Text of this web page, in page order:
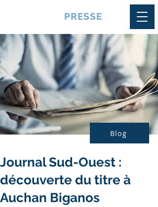
PRESSE
Blog
Journal Sud-Ouest :
découverte du titre à
Auchan Biganos